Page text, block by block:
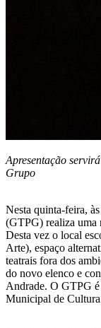
Apresentação
Grupo
Nesta quinta-feira,
(GTPG) realiza uma
Desta vez o local
Arte), espaço
teatrais fora dos
do novo elenco e
Andrade. O GTPG é
Municipal de